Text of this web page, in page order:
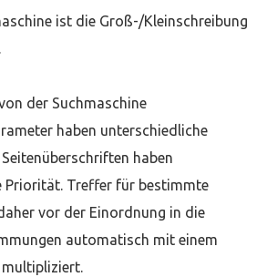
ist die Groß-/Kleinschreibung
der Suchmaschine
haben unterschiedliche
haben
Priorität. Treffer für bestimmte
vor der Einordnung in die
automatisch mit einem